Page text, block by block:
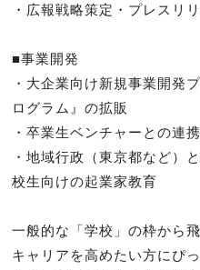
・広報戦略策定・プレスリ
■事業開発
・大企業向け新規事業開発
ログラム』の拡販
・卒業生ベンチャーとの連
・地域行政（東京都など）
校生向けの起業家教育
一般的な「学校」の枠から
キャリアを高めたい方にぴ